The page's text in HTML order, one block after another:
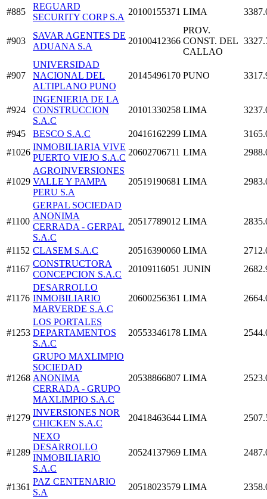
#885
REGUARD
SECURITY CORP S.A
20100155371 LIMA
#903
SAVAR AGENTES DE
ADUANA S.A
20100412366
PROV.
CONST. DEL
CALLAO
#907
UNIVERSIDAD
NACIONAL DEL
ALTIPLANO PUNO
20145496170 PUNO
#924
INGENIERIA DE LA
CONSTRUCCION
S.A.C
20101330258 LIMA
#945 BESCO S.A.C 20416162299 LIMA
#1026
INMOBILIARIA VIVE
PUERTO VIEJO S.A.C
20602706711 LIMA
#1029
AGROINVERSIONES
VALLE Y PAMPA
PERU S.A
20519190681 LIMA
#1100
GERPAL SOCIEDAD
ANONIMA
CERRADA - GERPAL
S.A.C
20517789012 LIMA
#1152 CLASEM S.A.C 20516390060 LIMA
#1167
CONSTRUCTORA
CONCEPCION S.A.C
20109116051 JUNIN
#1176
DESARROLLO
INMOBILIARIO
MARVERDE S.A.C
20600256361 LIMA
#1253
LOS PORTALES
DEPARTAMENTOS
S.A.C
20553346178 LIMA
#1268
GRUPO MAXLIMPIO
SOCIEDAD
ANONIMA
CERRADA - GRUPO
MAXLIMPIO S.A.C
20538866807 LIMA
#1279
INVERSIONES NOR
CHICKEN S.A.C
20418463644 LIMA
#1289
NEXO
DESARROLLO
INMOBILIARIO
S.A.C
20524137969 LIMA
#1361
PAZ CENTENARIO
S.A
20518023579 LIMA